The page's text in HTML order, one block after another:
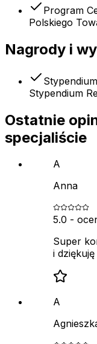
Program
Polskiego
Nagrody i
Stypendium
Ostatnie
specjaliście
A
Anna
5.0 -
Super
i
A